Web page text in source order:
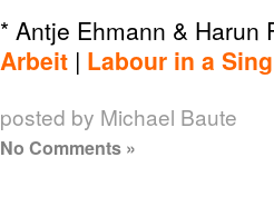
* Antje Ehmann & Harun
Arbeit | Labour in a
posted by Michael Baute
No Comments »